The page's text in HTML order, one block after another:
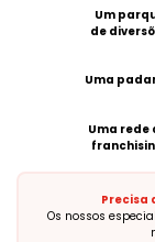
Um
de
Uma
Uma rede
Precisa
Os nossos